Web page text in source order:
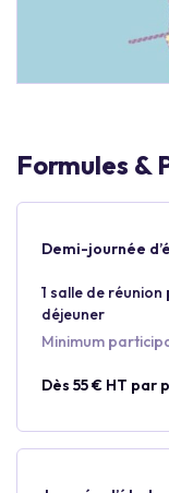
Formules &
Demi-journée
1 salle de
déjeuner
Minimum
Dès 55 € HT par